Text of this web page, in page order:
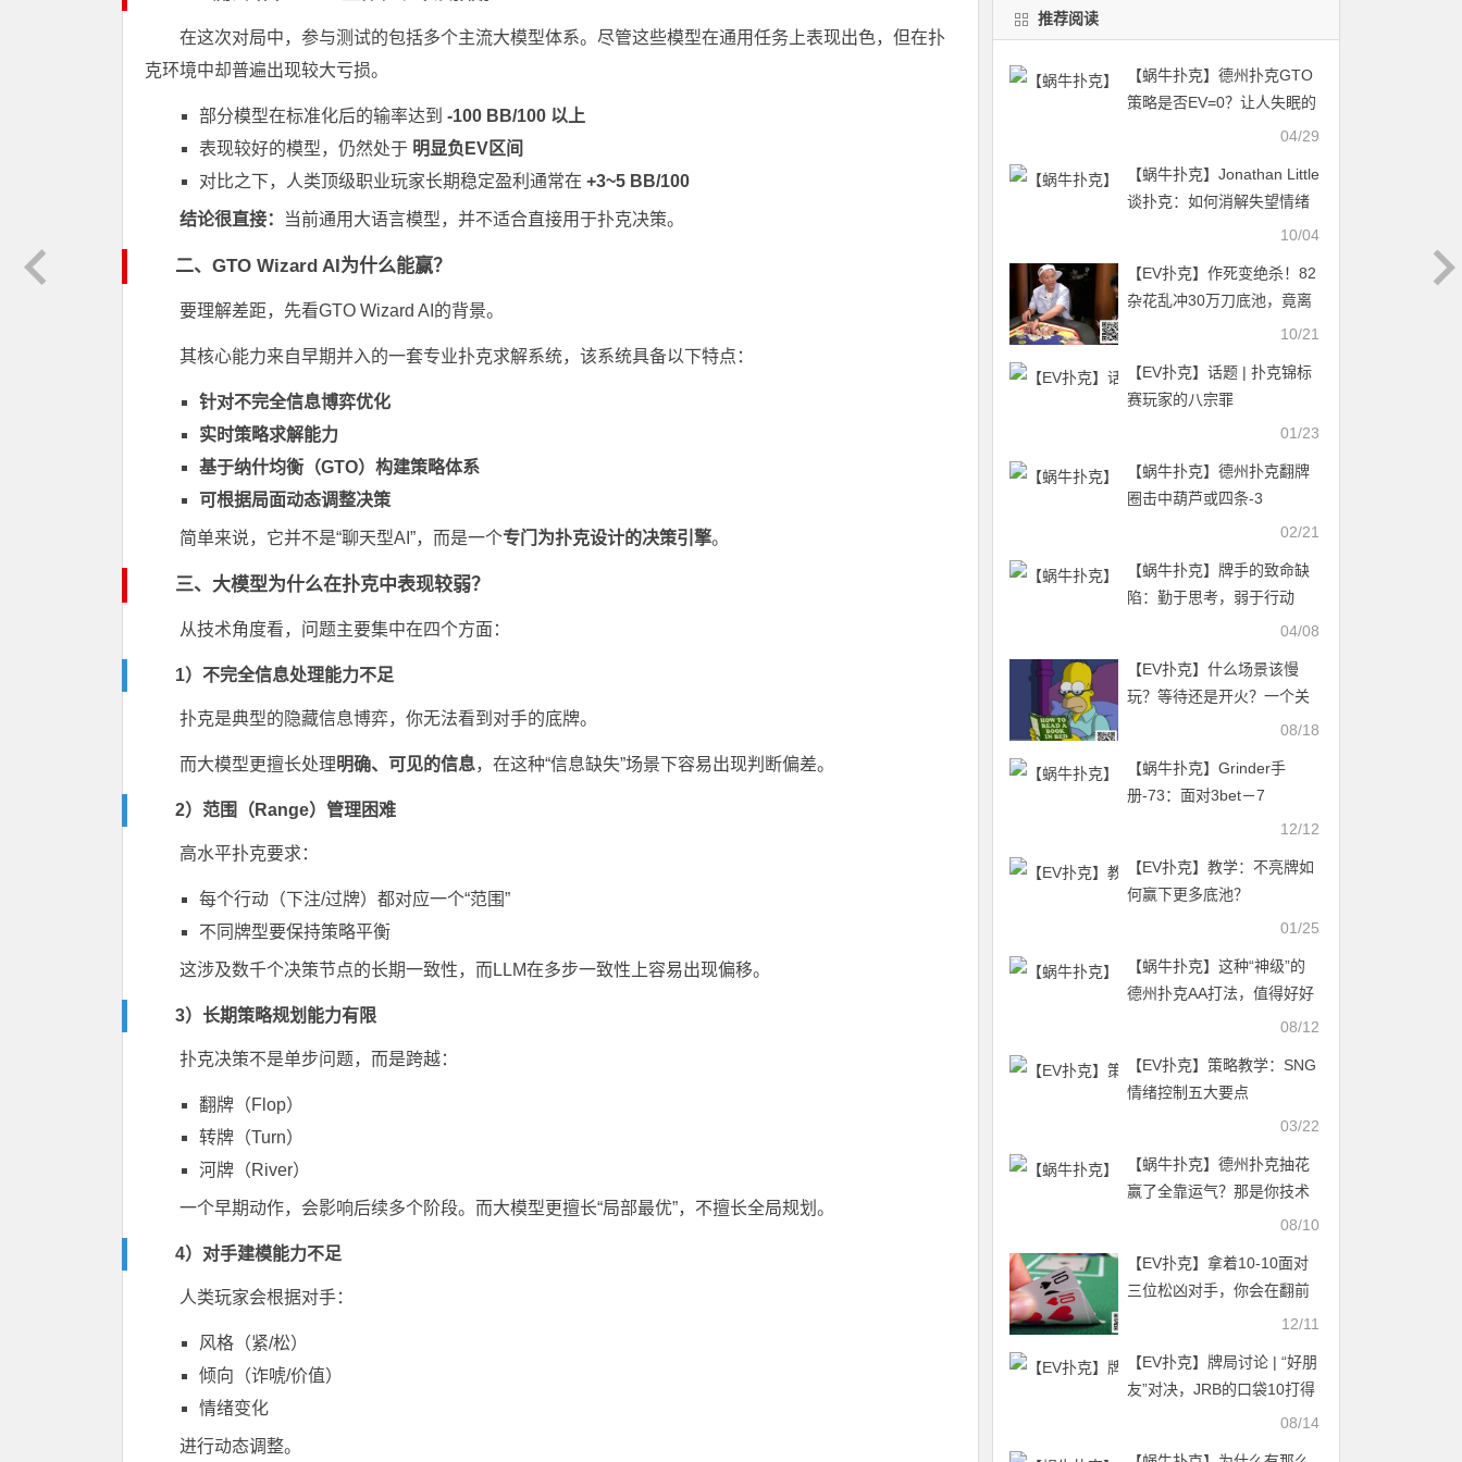
在这次对局中，参与测试的包括多个主流大模型体系。尽管这些模型在通用任务上表现出色，但在扑
克环境中却普遍出现较大亏损。
部分模型在标准化后的输率达到 -100 BB/100 以上
表现较好的模型，仍然处于 明显负EV区间
对比之下，人类顶级职业玩家长期稳定盈利通常在 +3~5 BB/100
结论很直接： 当前通用大语言模型，并不适合直接用于扑克决策。
二、GTO Wizard AI为什么能赢？
要理解差距，先看GTO Wizard AI的背景。
其核心能力来自早期并入的一套专业扑克求解系统，该系统具备以下特点：
针对不完全信息博弈优化
实时策略求解能力
基于纳什均衡（GTO）构建策略体系
可根据局面动态调整决策
简单来说，它并不是“聊天型AI”，而是一个专门为扑克设计的决策引擎。
三、大模型为什么在扑克中表现较弱？
从技术角度看，问题主要集中在四个方面：
1）不完全信息处理能力不足
扑克是典型的隐藏信息博弈，你无法看到对手的底牌。
而大模型更擅长处理明确、可见的信息，在这种“信息缺失”场景下容易出现判断偏差。
2）范围（Range）管理困难
高水平扑克要求：
每个行动（下注/过牌）都对应一个“范围”
不同牌型要保持策略平衡
这涉及数千个决策节点的长期一致性，而LLM在多步一致性上容易出现偏移。
3）长期策略规划能力有限
扑克决策不是单步问题，而是跨越：
翻牌（Flop）
转牌（Turn）
河牌（River）
一个早期动作，会影响后续多个阶段。而大模型更擅长“局部最优”，不擅长全局规划。
4）对手建模能力不足
人类玩家会根据对手：
风格（紧/松）
倾向（诈唬/价值）
情绪变化
进行动态调整。
推荐阅读
【蜗牛扑克】德州扑克GTO
策略是否EV=0？让人失眠的
关于GTO的一部分讨论04/29
【蜗牛扑克】Jonathan Little
谈扑克：如何消解失望情绪
10/04
【EV扑克】作死变绝杀！82
杂花乱冲30万刀底池，竟离
10/21
【EV扑克】话题 | 扑克锦标
赛玩家的八宗罪
01/23
【蜗牛扑克】德州扑克翻牌
圈击中葫芦或四条-3
02/21
【蜗牛扑克】牌手的致命缺
陷：勤于思考，弱于行动
04/08
【EV扑克】什么场景该慢
玩？等待还是开火？一个关
08/18
【蜗牛扑克】Grinder手
册-73：面对3bet－7
12/12
【EV扑克】教学：不亮牌如
何赢下更多底池？
01/25
【蜗牛扑克】这种“神级”的
德州扑克AA打法，值得好好
08/12
【EV扑克】策略教学：SNG
情绪控制五大要点
03/22
【蜗牛扑克】德州扑克抽花
赢了全靠运气？那是你技术
08/10
【EV扑克】拿着10-10面对
三位松凶对手，你会在翻前
12/11
【EV扑克】牌局讨论 | “好朋
友”对决，JRB的口袋10打得
08/14